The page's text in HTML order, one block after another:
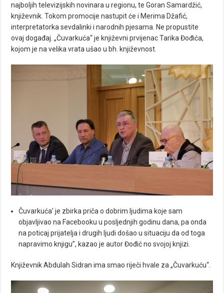
najboljih televizijskih novinara u regionu, te Goran Samardžić,
književnik. Tokom promocije nastupit će i Merima Džafić,
interpretatorka sevdalinki i narodnih pjesama. Ne propustite
ovaj događaj. „Čuvarkuća“ je književni prvijenac Tarika Đođića,
kojom je na velika vrata ušao u bh. književnost.
Čuvarkuća’ je zbirka priča o dobrim ljudima koje sam
objavljivao na Facebooku u posljednjih godinu dana, pa onda
na poticaj prijatelja i drugih ljudi došao u situaciju da od toga
napravimo knjigu”, kazao je autor Đođić no svojoj knjizi.
Književnik Abdulah Sidran ima smao riječi hvale za „Čuvarkuću“.